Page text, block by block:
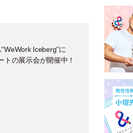
Iceberg”に
トの展示会が開催中！